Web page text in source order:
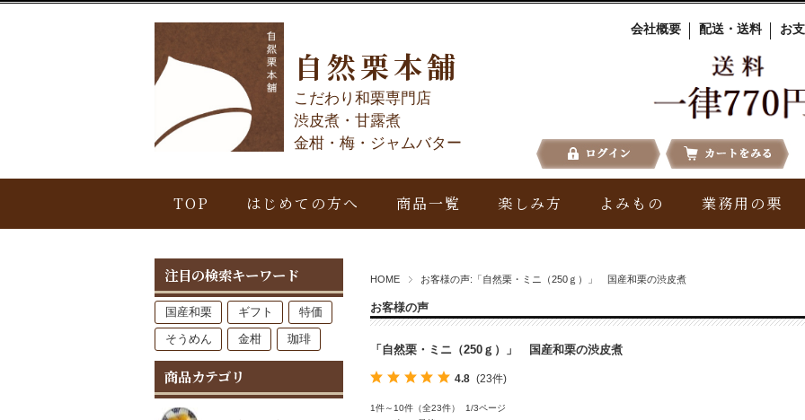
自然栗本舗
こだわり和栗専門店
渋皮煮・甘露煮
金柑・梅・ジャムバター
会社概要 配送・送料 お
TOP はじめての方へ 商品一覧 楽しみ方 よみもの 業務用の栗
HOME お客様の声:「自然栗・ミニ（250ｇ）」 国産和栗の渋皮煮
お客様の声
「自然栗・ミニ（250ｇ）」 国産和栗の渋皮煮
4.8 (23件)
1件～10件（全23件） 1/3ページ
注目の検索キーワード
国産和栗 ギフト 特価
そうめん 金柑 珈琲
商品カテゴリ